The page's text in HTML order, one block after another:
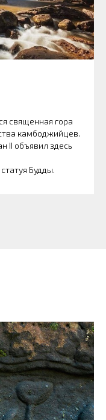
священная гора
камбоджийцев.
II объявил здесь
Будды.